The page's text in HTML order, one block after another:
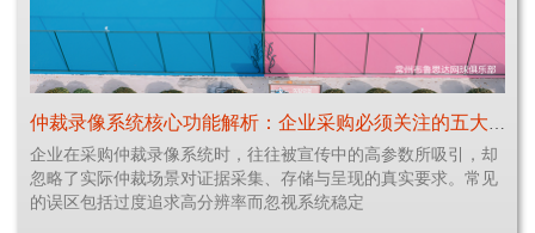
仲裁录像系统核心功能解析：企业采购必须关注的五大技术指标
企业在采购仲裁录像系统时，往往被宣传中的高参数所吸引，却
忽略了实际仲裁场景对证据采集、存储与呈现的真实要求。常见
的误区包括过度追求高分辨率而忽视系统稳定